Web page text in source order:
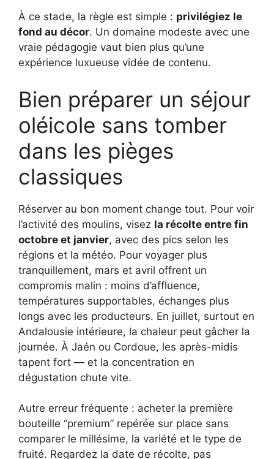
À ce stade, la règle est simple : privilégiez le
fond au décor. Un domaine modeste avec une
vraie pédagogie vaut bien plus qu’une
expérience luxueuse vidée de contenu.
Bien préparer un séjour
oléicole sans tomber
dans les pièges
classiques
Réserver au bon moment change tout. Pour voir
l’activité des moulins, visez la récolte entre fin
octobre et janvier, avec des pics selon les
régions et la météo. Pour voyager plus
tranquillement, mars et avril offrent un
compromis malin : moins d’affluence,
températures supportables, échanges plus
longs avec les producteurs. En juillet, surtout en
Andalousie intérieure, la chaleur peut gâcher la
journée. À Jaén ou Cordoue, les après-midis
tapent fort — et la concentration en
dégustation chute vite.
Autre erreur fréquente : acheter la première
bouteille “premium” repérée sur place sans
comparer le millésime, la variété et le type de
fruité. Regardez la date de récolte, pas